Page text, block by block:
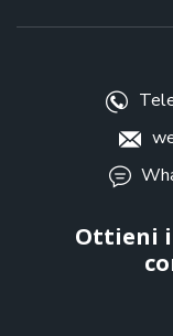
Ottieni